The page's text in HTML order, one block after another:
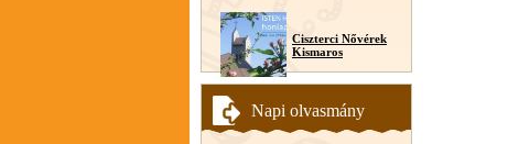
Ciszterci Nővérek
Kismaros
Napi olvasmány